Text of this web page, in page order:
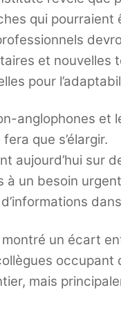
qui pourraient
et nouvelles
pour
anglophones et
que s’élargir.
aujourd’hui sur
un besoin urgent
montré un écart
mais